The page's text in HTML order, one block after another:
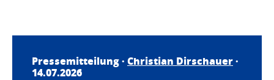
Pressemitteilung · Christian Dirschauer·
14.07.2026